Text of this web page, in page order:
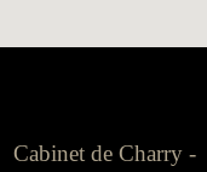
Cabinet de Charry -